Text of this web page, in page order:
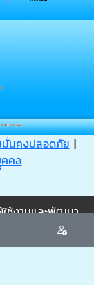
มั่นคงปลอดภัย |
คล
ใช้งานและพัฒนา